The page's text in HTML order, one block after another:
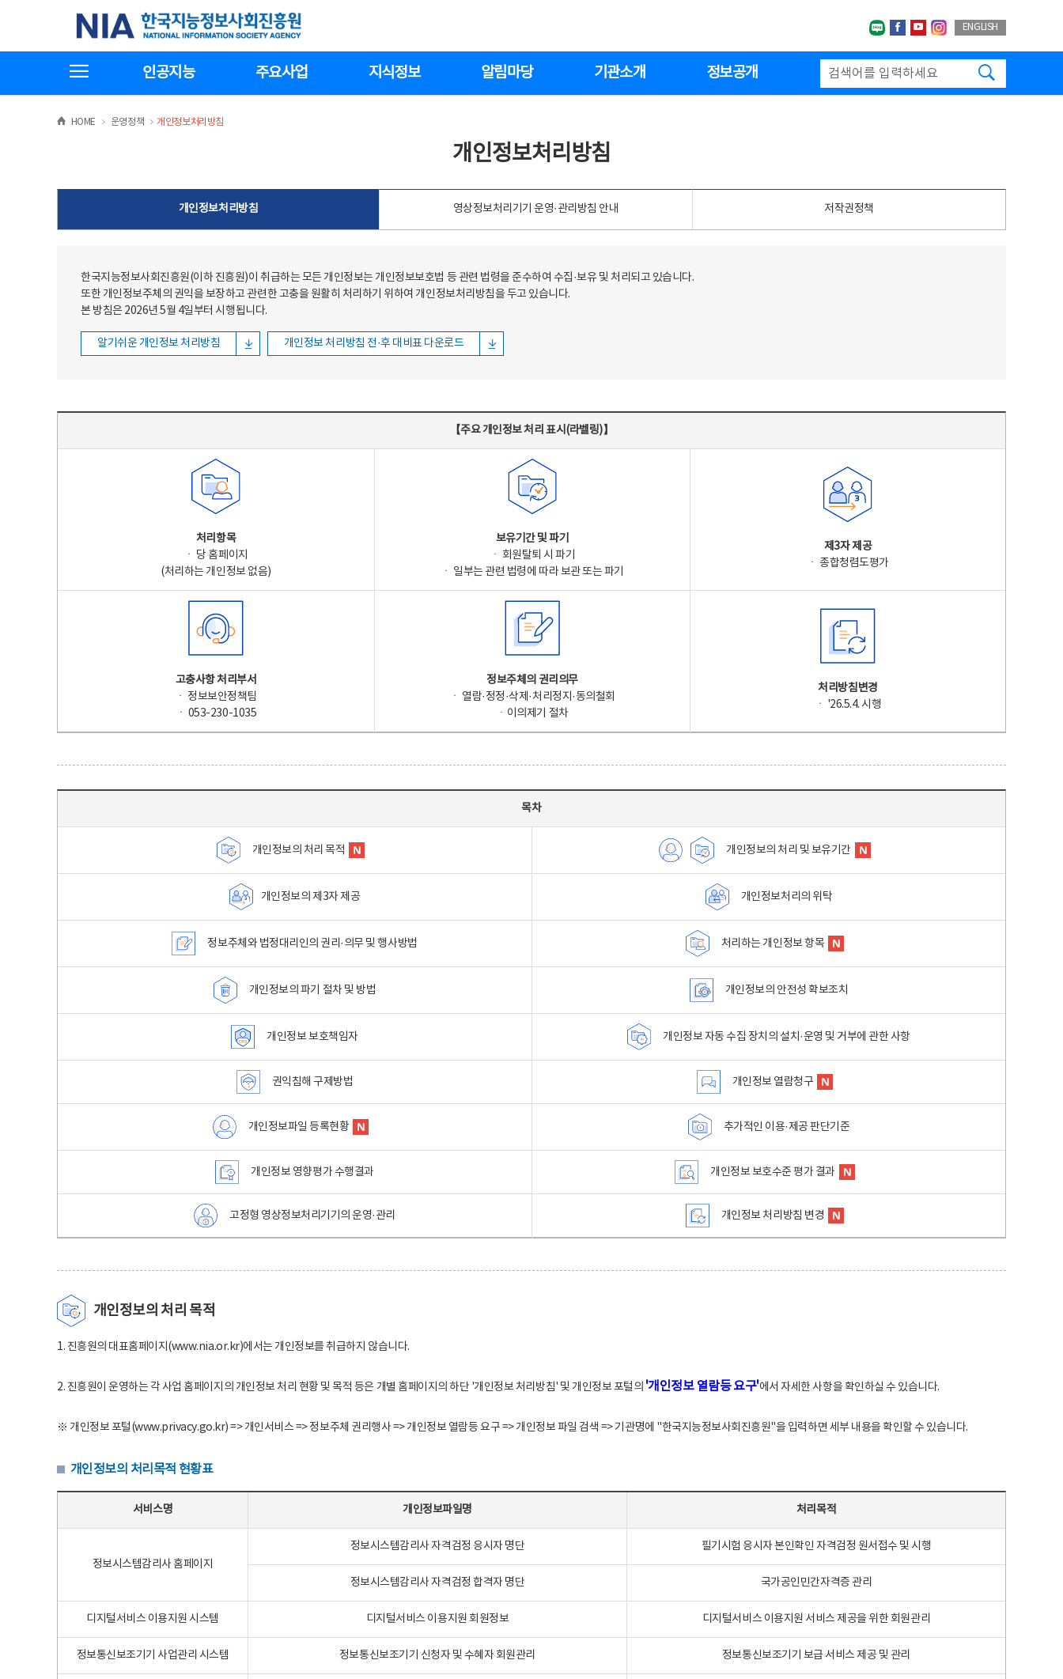
한국지능정보사회진흥원
네이버블로그
페이스북
유투브인스타그랩
ENGLISH
인공지능 주요사업 지식정보 알림마당 기관소개 정보공개
HOME >운영정책 >
개인정보처리방침
개인정보처리방침
개인정보처리방침 영상정보처리기기 운영·관리방침 안내 저작권정책
한국지능정보사회진흥원(이하 진흥원)이 취급하는 모든 개인정보는 개인정보보호법 등 관련 법령을 준수하여 수집·보유 및 처리되고 있습니다.
또한 개인정보주체의 권익을 보장하고 관련한 고충을 원활히 처리하기 위하여 개인정보처리방침을 두고 있습니다.
본 방침은 2026년 5월 4일부터 시행됩니다.
알기쉬운 개인정보 처리방침 개인정보 처리방침 전·후 대비표 다운로드
【주요 개인정보 처리 표시(라벨링)】
처리항목
ㆍ 당 홈페이지
(처리하는 개인정보 없음)
보유기간 및 파기
ㆍ 회원탈퇴 시 파기
ㆍ 일부는 관련 법령에 따라 보관 또는 파기
제3자 제공
ㆍ 종합청렴도평가
고충사항 처리부서
ㆍ 정보보안정책팀
ㆍ 053-230-1035
정보주체의 권리의무
ㆍ 열람·정정·삭제·처리정지·동의철회
ㆍ이의제기 절차
처리방침변경
ㆍ '26.5.4. 시행
목차
개인정보의 처리 목적 개인정보의 처리 및 보유기간
개인정보의 제3자 제공 개인정보처리의 위탁
정보주체와 법정대리인의 권리·의무 및 행사방법 처리하는 개인정보 항목
개인정보의 파기 절차 및 방법 개인정보의 안전성 확보조치
개인정보 보호책임자 개인정보 자동 수집 장치의 설치·운영 및 거부에 관한 사항
권익침해 구제방법 개인정보 열람청구
개인정보파일 등록현황 추가적인 이용·제공 판단기준
개인정보 영향평가 수행결과 개인정보 보호수준 평가 결과
고정형 영상정보처리기기의 운영·관리 개인정보 처리방침 변경
개인정보의 처리 목적
1. 진흥원의 대표홈페이지(www.nia.or.kr)에서는 개인정보를 취급하지 않습니다.
2. 진흥원이 운영하는 각 사업 홈페이지의 개인정보 처리 현황 및 목적 등은 개별 홈페이지의 하단 '개인정보 처리방침' 및 개인정보 포털의 '개인정보 열람등 요구'에서 자세한 사항을 확인하실 수 있습니다.
※ 개인정보 포털(www.privacy.go.kr) => 개인서비스 => 정보주체 권리행사 => 개인정보 열람등 요구 => 개인정보 파일 검색 => 기관명에 "한국지능정보사회진흥원"을 입력하면 세부 내용을 확인할 수 있습니다.
개인정보의 처리목적 현황표
서비스명 개인정보파일명 처리목적
정보시스템감리사 홈페이지
정보시스템감리사 자격검정 응시자 명단 필기시험 응시자 본인확인 자격검정 원서접수 및 시행
정보시스템감리사 자격검정 합격자 명단 국가공인민간자격증 관리
디지털서비스 이용지원 시스템 디지털서비스 이용지원 회원정보 디지털서비스 이용지원 서비스 제공을 위한 회원관리
정보통신보조기기 사업관리 시스템 정보통신보조기기 신청자 및 수혜자 회원관리 정보통신보조기기 보급 서비스 제공 및 관리